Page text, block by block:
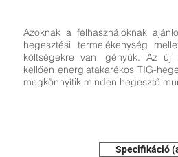
Azoknak a felhasználóknak
hegesztési termelékenység
költségekre van igényük. Az új
kellően energiatakarékos TIG-
megkönnyítik minden hegesztő
Specifikáció